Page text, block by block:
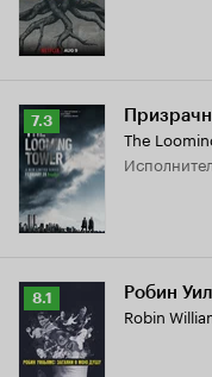
Рейтинг
Кинопоиска
7.3
7.3
The
Рейтинг
Кинопоиска
8.1
8.1 Робин
Robin